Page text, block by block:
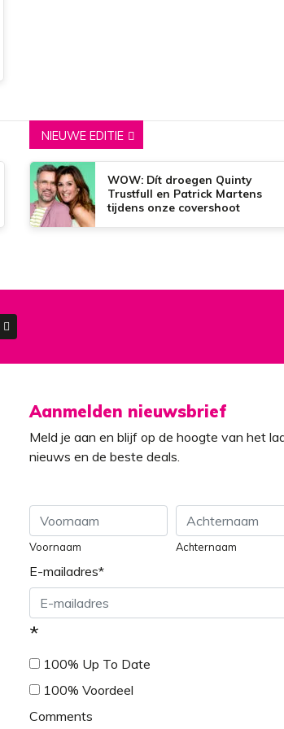
NIEUWE EDITIE
WOW: Dít droegen Quinty
Trustfull en Patrick Martens
tijdens onze covershoot
Aanmelden nieuwsbrief
Meld je aan en blijf op de hoogte van het
nieuws en de beste deals.
Voornaam Achternaam
E-mailadres*
*
100% Up To Date
100% Voordeel
Comments